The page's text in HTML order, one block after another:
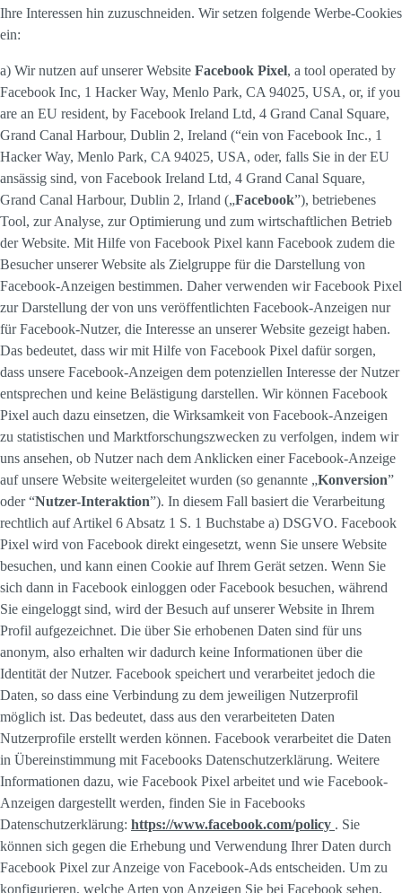
Ihre Interessen hin zuzuschneiden. Wir setzen folgende Werbe-Cookies
ein:
a) Wir nutzen auf unserer Website Facebook Pixel, a tool operated by
Facebook Inc, 1 Hacker Way, Menlo Park, CA 94025, USA, or, if you
are an EU resident, by Facebook Ireland Ltd, 4 Grand Canal Square,
Grand Canal Harbour, Dublin 2, Ireland (“ein von Facebook Inc., 1
Hacker Way, Menlo Park, CA 94025, USA, oder, falls Sie in der EU
ansässig sind, von Facebook Ireland Ltd, 4 Grand Canal Square,
Grand Canal Harbour, Dublin 2, Irland („Facebook”), betriebenes
Tool, zur Analyse, zur Optimierung und zum wirtschaftlichen Betrieb
der Website. Mit Hilfe von Facebook Pixel kann Facebook zudem die
Besucher unserer Website als Zielgruppe für die Darstellung von
Facebook-Anzeigen bestimmen. Daher verwenden wir Facebook Pixel
zur Darstellung der von uns veröffentlichten Facebook-Anzeigen nur
für Facebook-Nutzer, die Interesse an unserer Website gezeigt haben.
Das bedeutet, dass wir mit Hilfe von Facebook Pixel dafür sorgen,
dass unsere Facebook-Anzeigen dem potenziellen Interesse der Nutzer
entsprechen und keine Belästigung darstellen. Wir können Facebook
Pixel auch dazu einsetzen, die Wirksamkeit von Facebook-Anzeigen
zu statistischen und Marktforschungszwecken zu verfolgen, indem wir
uns ansehen, ob Nutzer nach dem Anklicken einer Facebook-Anzeige
auf unsere Website weitergeleitet wurden (so genannte „Konversion”
oder “Nutzer-Interaktion”). In diesem Fall basiert die Verarbeitung
rechtlich auf Artikel 6 Absatz 1 S. 1 Buchstabe a) DSGVO. Facebook
Pixel wird von Facebook direkt eingesetzt, wenn Sie unsere Website
besuchen, und kann einen Cookie auf Ihrem Gerät setzen. Wenn Sie
sich dann in Facebook einloggen oder Facebook besuchen, während
Sie eingeloggt sind, wird der Besuch auf unserer Website in Ihrem
Profil aufgezeichnet. Die über Sie erhobenen Daten sind für uns
anonym, also erhalten wir dadurch keine Informationen über die
Identität der Nutzer. Facebook speichert und verarbeitet jedoch die
Daten, so dass eine Verbindung zu dem jeweiligen Nutzerprofil
möglich ist. Das bedeutet, dass aus den verarbeiteten Daten
Nutzerprofile erstellt werden können. Facebook verarbeitet die Daten
in Übereinstimmung mit Facebooks Datenschutzerklärung. Weitere
Informationen dazu, wie Facebook Pixel arbeitet und wie Facebook-
Anzeigen dargestellt werden, finden Sie in Facebooks
Datenschutzerklärung: https://www.facebook.com/policy . Sie
können sich gegen die Erhebung und Verwendung Ihrer Daten durch
Facebook Pixel zur Anzeige von Facebook-Ads entscheiden. Um zu
konfigurieren, welche Arten von Anzeigen Sie bei Facebook sehen,